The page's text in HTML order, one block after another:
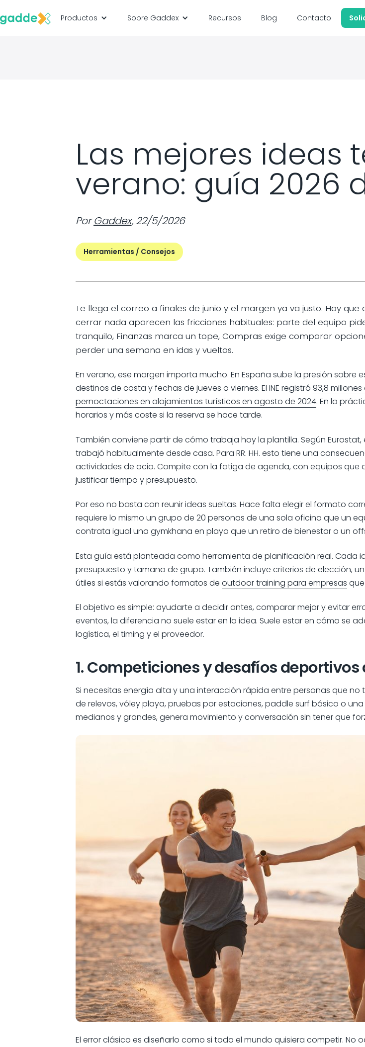
Las mejores ideas
verano: guía 2026
Por Gaddex, 22/5/2026
Herramientas / Consejos
Te llega el correo a finales de junio y el margen ya va justo. Hay
cerrar nada aparecen las fricciones habituales: parte del equipo
tranquilo, Finanzas marca un tope, Compras exige comparar
perder una semana en idas y vueltas.
En verano, ese margen importa mucho. En España sube la presión
destinos de costa y fechas de jueves o viernes. El INE registró 93,8
pernoctaciones en alojamientos turísticos en agosto de 2024. En la
horarios y más coste si la reserva se hace tarde.
También conviene partir de cómo trabaja hoy la plantilla. Según Eurostat,
trabajó habitualmente desde casa. Para RR. HH. esto tiene una
actividades de ocio. Compite con la fatiga de agenda, con equipos que
justificar tiempo y presupuesto.
Por eso no basta con reunir ideas sueltas. Hace falta elegir el formato
requiere lo mismo un grupo de 20 personas de una sola oficina que un
contrata igual una gymkhana en playa que un retiro de bienestar o un
Esta guía está planteada como herramienta de planificación real. Cada
presupuesto y tamaño de grupo. También incluye criterios de elección,
útiles si estás valorando formatos de outdoor training para empresas
El objetivo es simple: ayudarte a decidir antes, comparar mejor y evitar
eventos, la diferencia no suele estar en la idea. Suele estar en cómo se
logística, el timing y el proveedor.
1. Competiciones y desafíos deportivos
Si necesitas energía alta y una interacción rápida entre personas que
de relevos, vóley playa, pruebas por estaciones, paddle surf básico o
medianos y grandes, genera movimiento y conversación sin tener que
El error clásico es diseñarlo como si todo el mundo quisiera competir. No
Productos Sobre Gaddex Recursos Blog Contacto